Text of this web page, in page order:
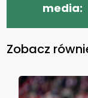
media:
Zobacz